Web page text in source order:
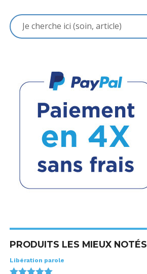
PRODUITS LES MIEUX NOTÉS
Libération parole